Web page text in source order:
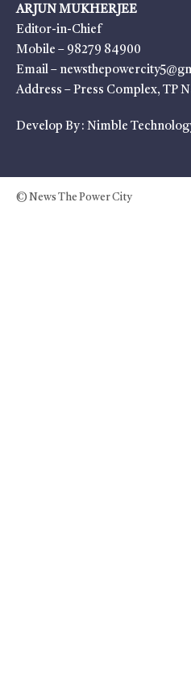
ARJUN MUKHERJEE
Editor-in-Chief
Mobile – 98279 84900
Email –
Address – Press Complex, TP
Develop By : Nimble
© News The Power City